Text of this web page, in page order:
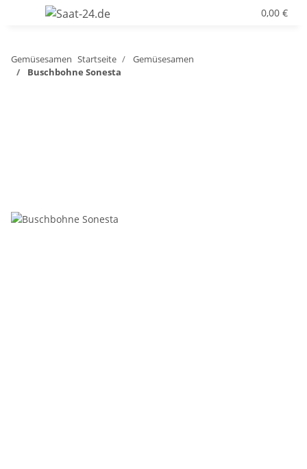
0,00 €
Gemüsesamen Startseite
Gemüsesamen
Buschbohne Sonesta